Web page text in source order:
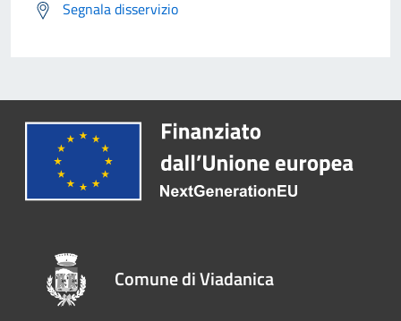
Segnala disservizio
Comune di Viadanica